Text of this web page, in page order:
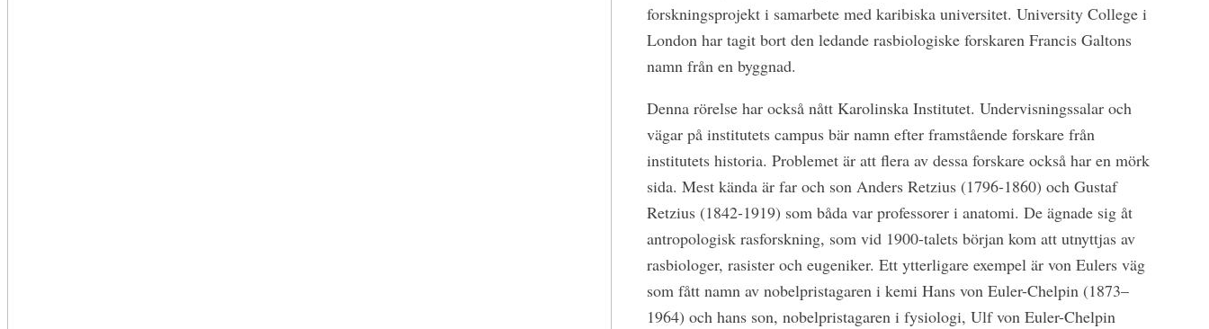
forskningsprojekt i samarbete med karibiska universitet. University College i
London har tagit bort den ledande rasbiologiske forskaren Francis Galtons
namn från en byggnad.
Denna rörelse har också nått Karolinska Institutet. Undervisningssalar och
vägar på institutets campus bär namn efter framstående forskare från
institutets historia. Problemet är att flera av dessa forskare också har en mörk
sida. Mest kända är far och son Anders Retzius (1796-1860) och Gustaf
Retzius (1842-1919) som båda var professorer i anatomi. De ägnade sig åt
antropologisk rasforskning, som vid 1900-talets början kom att utnyttjas av
rasbiologer, rasister och eugeniker. Ett ytterligare exempel är von Eulers väg
som fått namn av nobelpristagaren i kemi Hans von Euler-Chelpin (1873–
1964) och hans son, nobelpristagaren i fysiologi, Ulf von Euler-Chelpin